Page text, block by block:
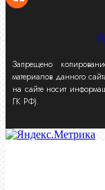
Запрещено
материалов данного
на сайте носит
ГК РФ).